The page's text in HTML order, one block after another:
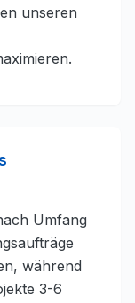
unseren
Umfang
während
3-6